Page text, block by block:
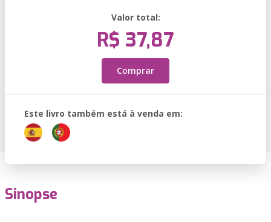
Valor total:
R$ 37,87
Comprar
Este livro também está à venda em:
Sinopse